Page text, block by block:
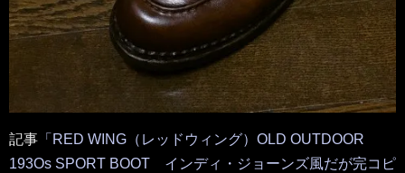
記事 「RED WING（レッドウィング）OLD OUTDOOR
193Os SPORT BOOT インディ・ジョーンズ風だが完コピ